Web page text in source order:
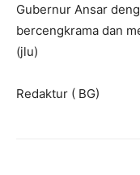
Gubernur Ansar
bercengkrama dan
(jlu)
Redaktur ( BG)